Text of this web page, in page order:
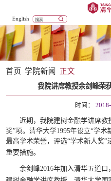
English
首页 学院新闻 正文
我院讲席教授余剑峰荣
时间：
近期，我院建树金融学讲席教
奖”项。清华大学1995年设立“学
最高学术荣誉，评选“学术新人奖
重要措施。
余剑峰2016年加入清华五道口